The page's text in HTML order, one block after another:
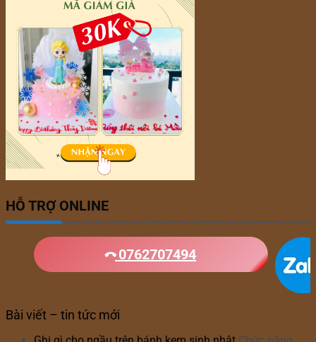
HỖ TRỢ ONLINE
0762707494
Bài viết – tin tức mới